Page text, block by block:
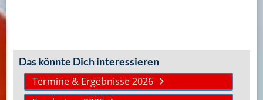
Das könnte Dich interessieren
Termine & Ergebnisse 2026